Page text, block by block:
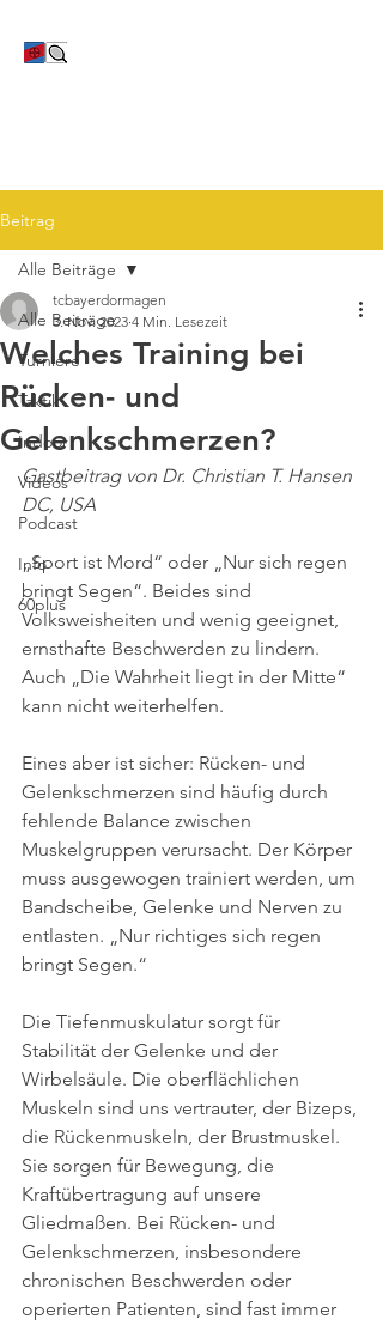
Beitrag
Alle Beiträge
Turniere
Taktik
Indoor
Videos
Podcast
Info
60plus
Alle Beiträge
Welches Training bei
Rücken- und
Gelenkschmerzen?
tcbayerdormagen
3. Nov. 2023 4 Min. Lesezeit
Gastbeitrag von Dr. Christian T. Hansen
DC, USA
„Sport ist Mord“ oder „Nur sich regen
bringt Segen“. Beides sind
Volksweisheiten und wenig geeignet,
ernsthafte Beschwerden zu lindern.
Auch „Die Wahrheit liegt in der Mitte“
kann nicht weiterhelfen.
Eines aber ist sicher: Rücken- und
Gelenkschmerzen sind häufig durch
fehlende Balance zwischen
Muskelgruppen verursacht. Der Körper
muss ausgewogen trainiert werden, um
Bandscheibe, Gelenke und Nerven zu
entlasten. „Nur richtiges sich regen
bringt Segen.“
Die Tiefenmuskulatur sorgt für
Stabilität der Gelenke und der
Wirbelsäule. Die oberflächlichen
Muskeln sind uns vertrauter, der Bizeps,
die Rückenmuskeln, der Brustmuskel.
Sie sorgen für Bewegung, die
Kraftübertragung auf unsere
Gliedmaßen. Bei Rücken- und
Gelenkschmerzen, insbesondere
chronischen Beschwerden oder
operierten Patienten, sind fast immer